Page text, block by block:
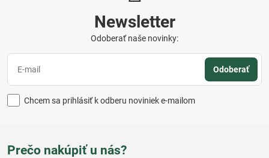
Newsletter
Odoberať naše novinky:
Odoberať
Chcem sa prihlásiť k odberu noviniek e-mailom
Prečo nakúpiť u nás?